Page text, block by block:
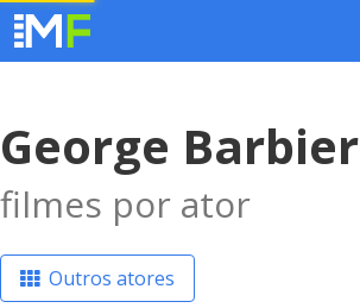
George Barbier
filmes por ator
Outros atores